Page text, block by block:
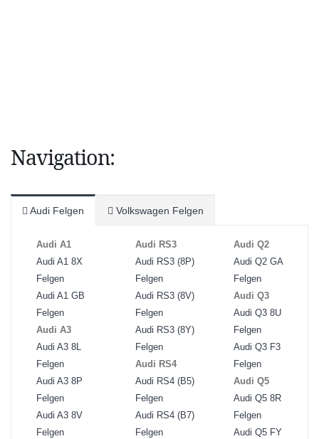
Navigation:
Audi Felgen Volkswagen Felgen
Audi A1
Audi A1 8X
Felgen
Audi A1 GB
Felgen
Audi A3
Audi A3 8L
Felgen
Audi A3 8P
Felgen
Audi A3 8V
Felgen
Audi RS3
Audi RS3 (8P)
Felgen
Audi RS3 (8V)
Felgen
Audi RS3 (8Y)
Felgen
Audi RS4
Audi RS4 (B5)
Felgen
Audi RS4 (B7)
Felgen
Audi Q2
Audi Q2 GA
Felgen
Audi Q3
Audi Q3 8U
Felgen
Audi Q3 F3
Felgen
Audi Q5
Audi Q5 8R
Felgen
Audi Q5 FY